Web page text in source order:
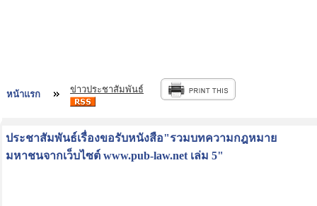
หน้าแรก ข่าวประชาสัมพันธ์
ประชาสัมพันธ์เรื่องขอรับหนังสือ"รวมบทความกฎหมาย
มหาชนจากเว็บไซต์ www.pub-law.net เล่ม 5"